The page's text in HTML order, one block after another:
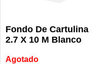
Fondo De Cartulina
2.7 X 10 M Blanco
Agotado